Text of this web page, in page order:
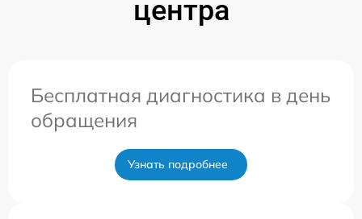
центра
Бесплатная диагностика в день
обращения
Узнать подробнее